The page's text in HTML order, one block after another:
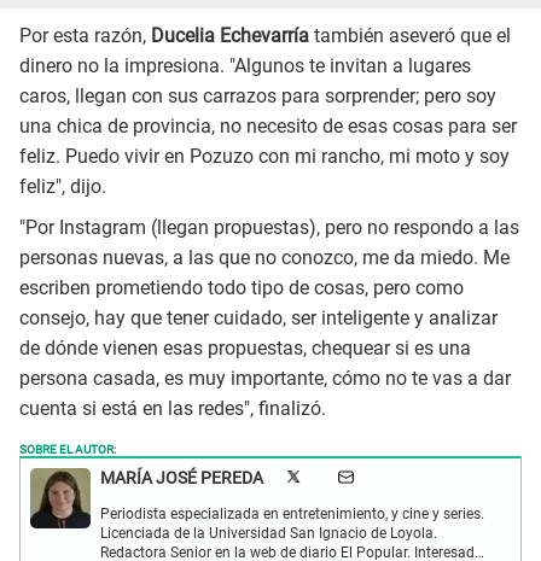
Por esta razón, Ducelia Echevarría también aseveró que el
dinero no la impresiona. "Algunos te invitan a lugares
caros, llegan con sus carrazos para sorprender; pero soy
una chica de provincia, no necesito de esas cosas para ser
feliz. Puedo vivir en Pozuzo con mi rancho, mi moto y soy
feliz", dijo.
"Por Instagram (llegan propuestas), pero no respondo a las
personas nuevas, a las que no conozco, me da miedo. Me
escriben prometiendo todo tipo de cosas, pero como
consejo, hay que tener cuidado, ser inteligente y analizar
de dónde vienen esas propuestas, chequear si es una
persona casada, es muy importante, cómo no te vas a dar
cuenta si está en las redes", finalizó.
SOBRE EL AUTOR:
MARÍA JOSÉ PEREDA
Periodista especializada en entretenimiento, y cine y series.
Licenciada de la Universidad San Ignacio de Loyola.
Redactora Senior en la web de diario El Popular. Interesada